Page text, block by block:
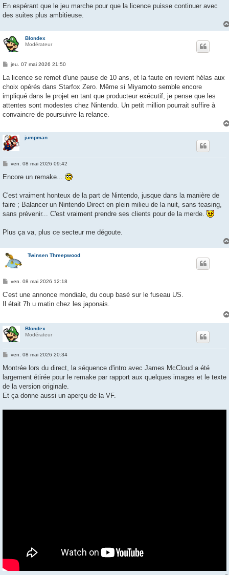
En espérant que le jeu marche pour que la licence puisse continuer avec
des suites plus ambitieuse.
Blondex
Modérateur
M
s
a
g
e
jeu. 07 mai 2026 21:50
La licence se remet d'une pause de 10 ans, et la faute en revient hélas aux
choix opérés dans Starfox Zero. Même si Miyamoto semble encore
impliqué dans le projet en tant que producteur exécutif, je pense que les
attentes sont modestes chez Nintendo. Un petit million pourrait suffire à
convaincre de poursuivre la relance.
jumpman
M
s
g
ven. 08 mai 2026 09:42
Encore un remake...
C'est vraiment honteux de la part de Nintendo, jusque dans la manière de
faire ; Balancer un Nintendo Direct en plein milieu de la nuit, sans teasing,
sans prévenir... C'est vraiment prendre ses clients pour de la merde.
Plus ça va, plus ce secteur me dégoute.
Twinsen Threepwood
M
s
a
ven. 08 mai 2026 12:18
C'est une annonce mondiale, du coup basé sur le fuseau US.
Il était 7h u matin chez les japonais.
Blondex
Modérateur
M
s
a
g
ven. 08 mai 2026 20:34
Montrée lors du direct, la séquence d'intro avec James McCloud a été
largement étirée pour le remake par rapport aux quelques images et le texte
de la version originale.
Et ça donne aussi un aperçu de la VF.